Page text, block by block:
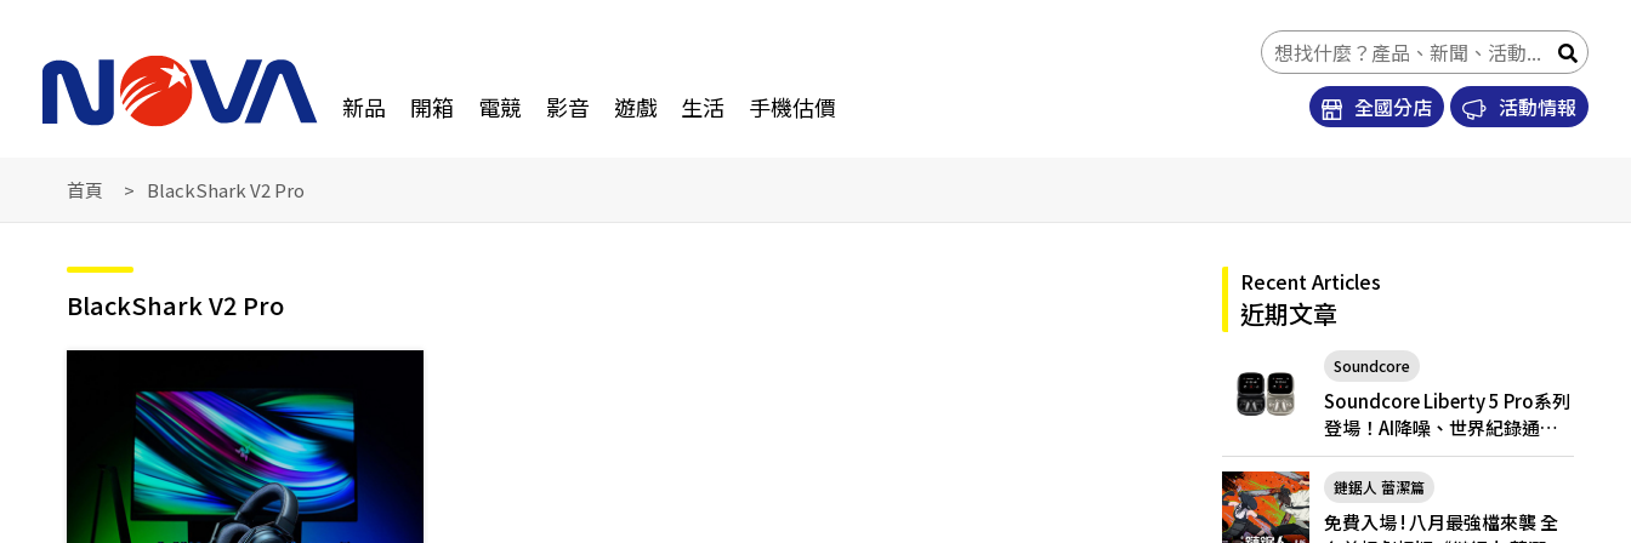
新品 開箱 電競 影音 遊戲 生活 手機估價 活動情報
全國分店
首頁 BlackShark V2 Pro
BlackShark V2 Pro
Recent Articles
近期文章
Soundcore
Soundcore Liberty 5 Pro
Soundcore Liberty 5 Pro系列
登場！AI降噪、世界紀錄通
話，Pro與Pro Max怎麼選？
鏈鋸人 蕾潔篇
免費入場 ! 八月最強檔來襲 全